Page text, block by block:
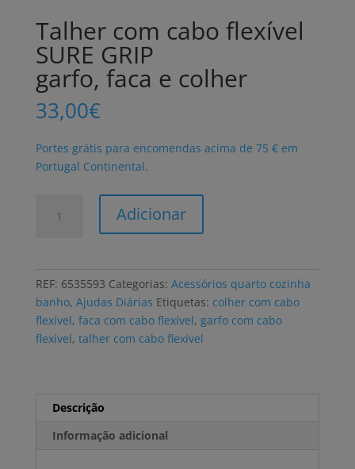
Talher com cabo flexível
SURE GRIP
garfo, faca e colher
33,00€
Portes grátis para encomendas acima de 75 € em
Portugal Continental.
flexível
SURE
GRIP
colher
Adicionar
REF: 6535593 Categorias: Acessórios quarto cozinha
banho, Ajudas Diárias Etiquetas: colher com cabo
flexível, faca com cabo flexível, garfo com cabo
flexível, talher com cabo flexível
Descrição
Informação adicional